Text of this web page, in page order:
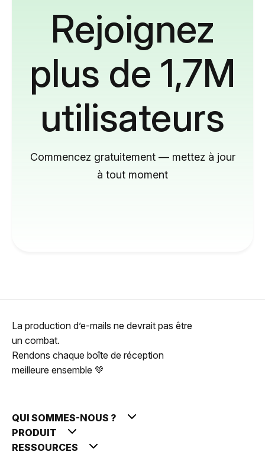
Rejoignez
plus de 1,7M
utilisateurs
Commencez gratuitement — mettez à jour
à tout moment
La production d’e-mails ne devrait pas être
un combat.
Rendons chaque boîte de réception
meilleure ensemble 💚
QUI SOMMES-NOUS ?
PRODUIT
RESSOURCES